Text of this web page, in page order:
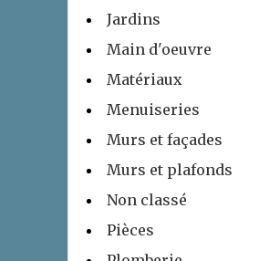
Jardins
Main d'oeuvre
Matériaux
Menuiseries
Murs et façades
Murs et plafonds
Non classé
Pièces